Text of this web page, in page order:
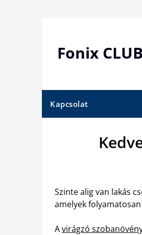
Fonix CLUB
Kapcsolat
Szinte alig van lakás
amelyek
Avirágzó